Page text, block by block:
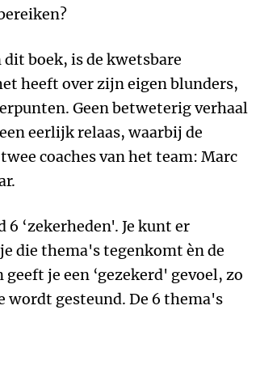
boek, is de kwetsbare
heeft over zijn eigen blunders,
Geen betweterig verhaal
eerlijk relaas, waarbij de
coaches van het team: Marc
‘zekerheden'. Je kunt er
die thema's tegenkomt èn de
je een ‘gezekerd' gevoel, zo
wordt gesteund. De 6 thema's